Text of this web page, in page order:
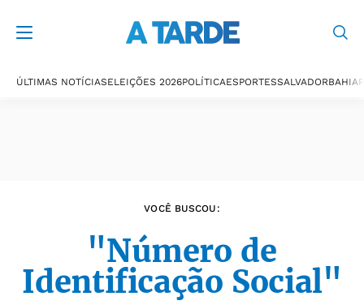
ÚLTIMAS NOTÍCIASELEIÇÕES 2026POLÍTICAESPORTESSALVADORBAHIA
VOCÊ BUSCOU:
"Número de
Identificação Social"